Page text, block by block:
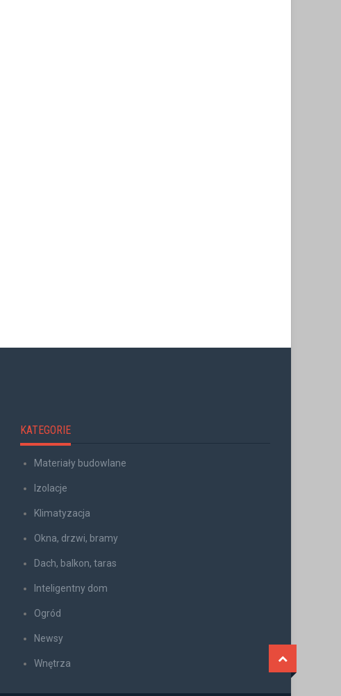
KATEGORIE
Materiały budowlane
Izolacje
Klimatyzacja
Okna, drzwi, bramy
Dach, balkon, taras
Inteligentny dom
Ogród
Newsy
Wnętrza